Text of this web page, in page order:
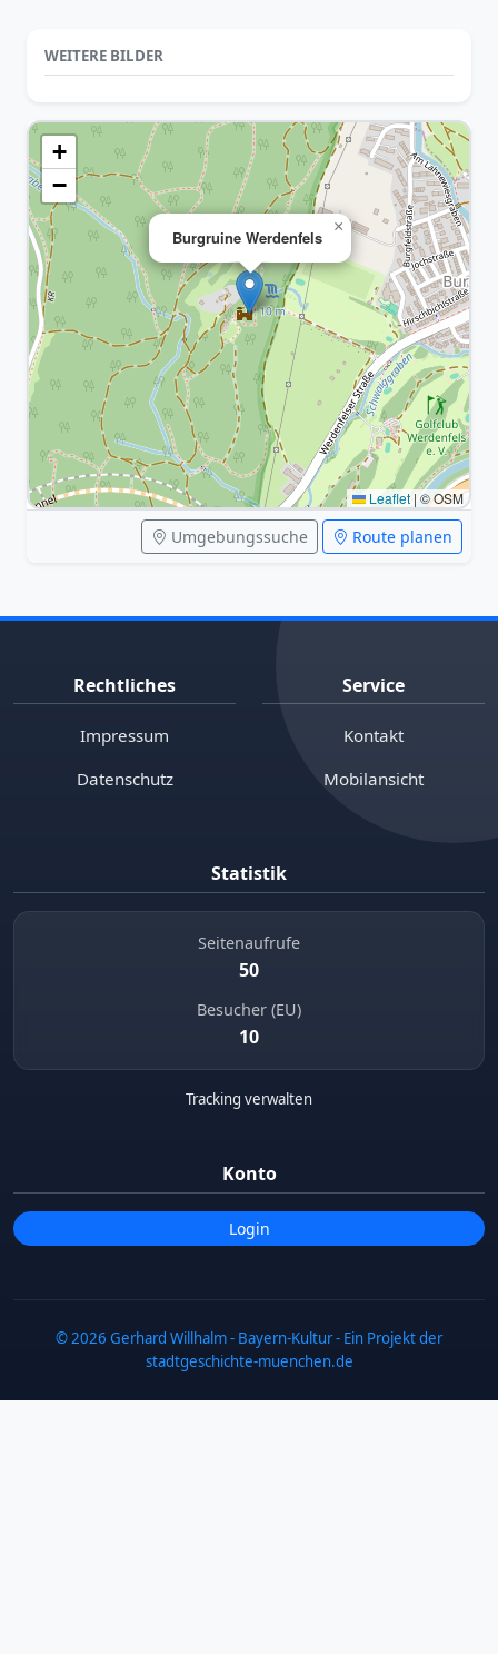
WEITERE BILDER
Burgruine Werdenfels
×
+
−
Leaflet | © OSM
Umgebungssuche Route planen
Rechtliches
Impressum
Datenschutz
Service
Kontakt
Mobilansicht
Statistik
Seitenaufrufe
50
Besucher (EU)
10
Tracking verwalten
Konto
Login
© 2026 Gerhard Willhalm - Bayern-Kultur - Ein Projekt der
stadtgeschichte-muenchen.de